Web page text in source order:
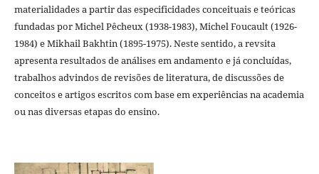
materialidades a partir das especificidades conceituais e teóricas
fundadas por Michel Pêcheux (1938-1983), Michel Foucault (1926-
1984) e Mikhail Bakhtin (1895-1975). Neste sentido, a revsita
apresenta resultados de análises em andamento e já concluídas,
trabalhos advindos de revisões de literatura, de discussões de
conceitos e artigos escritos com base em experiências na academia
ou nas diversas etapas do ensino.